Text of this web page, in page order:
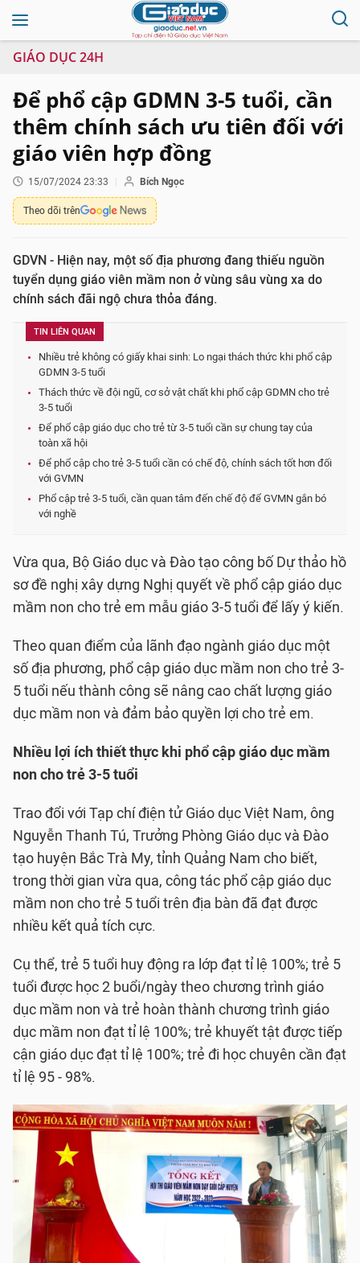
GIÁO DỤC 24H
Để phổ cập GDMN 3-5 tuổi, cần
thêm chính sách ưu tiên đối với
giáo viên hợp đồng
15/07/2024 23:33 Bích Ngọc
Theo dõi trên
GDVN - Hiện nay, một số địa phương đang thiếu nguồn
tuyển dụng giáo viên mầm non ở vùng sâu vùng xa do
chính sách đãi ngộ chưa thỏa đáng.
TIN LIÊN QUAN
Nhiều trẻ không có giấy khai sinh: Lo ngại thách thức khi phổ cập
GDMN 3-5 tuổi
Thách thức về đội ngũ, cơ sở vật chất khi phổ cập GDMN cho trẻ
3-5 tuổi
Để phổ cập giáo dục cho trẻ từ 3-5 tuổi cần sự chung tay của
toàn xã hội
Để phổ cập cho trẻ 3-5 tuổi cần có chế độ, chính sách tốt hơn đối
với GVMN
Phổ cập trẻ 3-5 tuổi, cần quan tâm đến chế độ để GVMN gắn bó
với nghề
Vừa qua, Bộ Giáo dục và Đào tạo công bố Dự thảo hồ
sơ đề nghị xây dựng Nghị quyết về phổ cập giáo dục
mầm non cho trẻ em mẫu giáo 3-5 tuổi để lấy ý kiến.
Theo quan điểm của lãnh đạo ngành giáo dục một
số địa phương, phổ cập giáo dục mầm non cho trẻ 3-
5 tuổi nếu thành công sẽ nâng cao chất lượng giáo
dục mầm non và đảm bảo quyền lợi cho trẻ em.
Nhiều lợi ích thiết thực khi phổ cập giáo dục mầm
non cho trẻ 3-5 tuổi
Trao đổi với Tạp chí điện tử Giáo dục Việt Nam, ông
Nguyễn Thanh Tú, Trưởng Phòng Giáo dục và Đào
tạo huyện Bắc Trà My, tỉnh Quảng Nam cho biết,
trong thời gian vừa qua, công tác phổ cập giáo dục
mầm non cho trẻ 5 tuổi trên địa bàn đã đạt được
nhiều kết quả tích cực.
Cụ thể, trẻ 5 tuổi huy động ra lớp đạt tỉ lệ 100%; trẻ 5
tuổi được học 2 buổi/ngày theo chương trình giáo
dục mầm non và trẻ hoàn thành chương trình giáo
dục mầm non đạt tỉ lệ 100%; trẻ khuyết tật được tiếp
cận giáo dục đạt tỉ lệ 100%; trẻ đi học chuyên cần đạt
tỉ lệ 95 - 98%.